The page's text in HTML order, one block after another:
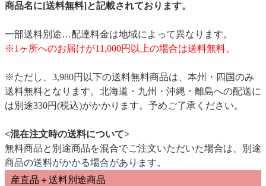
商品名に[送料無料]と記載されております。
一部送料別途…配達料金は地域によって異なります。
※1ヶ所へのお届けが11,000円以上の場合は送料無料。
※ただし、3,980円以下の送料無料商品は、本州・四国のみ
送料無料となります。北海道・九州・沖縄・離島への配送に
は別途330円(税込)がかかります。予めご了承ください。
<混在注文時の送料について>
無料商品と別途商品を混合でご注文いただいた場合は、別途
商品の送料がかかる場合があります。
産直品＋送料別途商品